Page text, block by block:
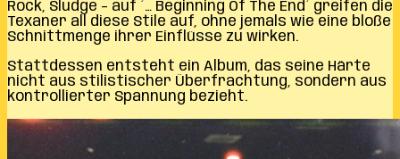
Rock, Sludge – auf ´… Beginning Of The End´ greifen die
Texaner all diese Stile auf, ohne jemals wie eine bloße
Schnittmenge ihrer Einflüsse zu wirken.
Stattdessen entsteht ein Album, das seine Härte
nicht aus stilistischer Überfrachtung, sondern aus
kontrollierter Spannung bezieht.